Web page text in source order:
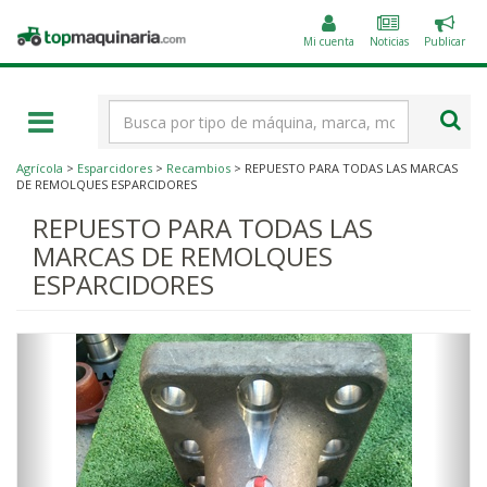
Topmaquinaria.com Mi cuenta Noticias
un
Publicar
Agrícola > Esparcidores > Recambios > REPUESTO PARA TODAS LAS MARCAS
DE REMOLQUES ESPARCIDORES
REPUESTO PARA TODAS LAS
MARCAS DE REMOLQUES
ESPARCIDORES